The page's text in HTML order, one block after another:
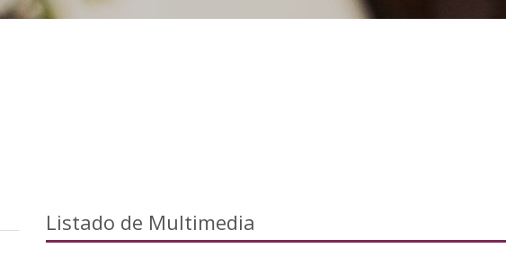
Listado de Multimedia